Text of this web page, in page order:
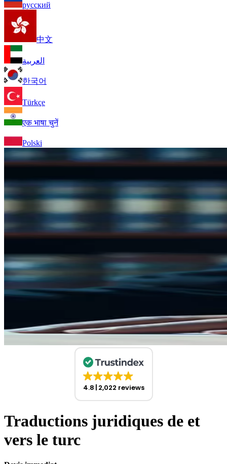
русский
中文
العربية
한국어
Türkçe
एक भाषा चुनें
Polski
4.8 2,022 reviews
Traductions juridiques de et
vers le turc